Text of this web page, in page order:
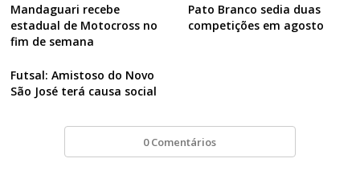
Mandaguari recebe
estadual de Motocross no
fim de semana
Pato Branco sedia duas
competições em agosto
Futsal: Amistoso do Novo
São José terá causa social
0 Comentários